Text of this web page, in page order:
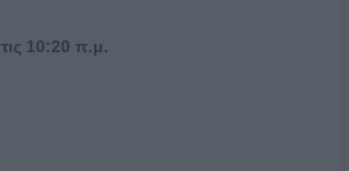
10:20 π.μ.